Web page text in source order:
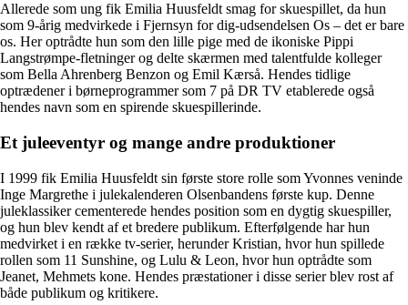
Allerede som ung fik Emilia Huusfeldt smag for skuespillet, da hun
som 9-årig medvirkede i Fjernsyn for dig-udsendelsen Os – det er bare
os. Her optrådte hun som den lille pige med de ikoniske Pippi
Langstrømpe-fletninger og delte skærmen med talentfulde kolleger
som Bella Ahrenberg Benzon og Emil Kærså. Hendes tidlige
optrædener i børneprogrammer som 7 på DR TV etablerede også
hendes navn som en spirende skuespillerinde.
Et juleeventyr og mange andre produktioner
I 1999 fik Emilia Huusfeldt sin første store rolle som Yvonnes veninde
Inge Margrethe i julekalenderen Olsenbandens første kup. Denne
juleklassiker cementerede hendes position som en dygtig skuespiller,
og hun blev kendt af et bredere publikum. Efterfølgende har hun
medvirket i en række tv-serier, herunder Kristian, hvor hun spillede
rollen som 11 Sunshine, og Lulu & Leon, hvor hun optrådte som
Jeanet, Mehmets kone. Hendes præstationer i disse serier blev rost af
både publikum og kritikere.